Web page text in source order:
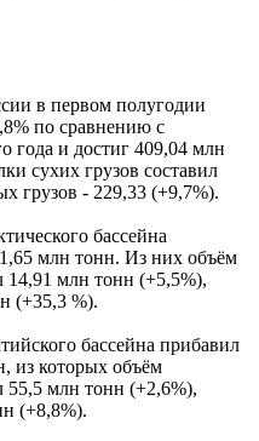
в первом полугодии
по сравнению с
года и достиг 409,04 млн
сухих грузов составил
грузов - 229,33 (+9,7%).
бассейна
млн тонн. Из них объём
14,91 млн тонн (+5,5%),
(+35,3 %).
бассейна прибавил
из которых объём
55,5 млн тонн (+2,6%),
(+8,8%).